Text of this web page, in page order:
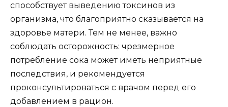
способствует выведению токсинов из
организма, что благоприятно сказывается на
здоровье матери. Тем не менее, важно
соблюдать осторожность: чрезмерное
потребление сока может иметь неприятные
последствия, и рекомендуется
проконсультироваться с врачом перед его
добавлением в рацион.